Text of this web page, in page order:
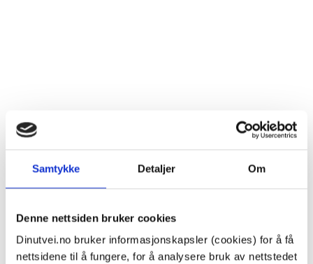
Samtykke Detaljer Om
Denne nettsiden bruker cookies
Dinutvei.no bruker informasjonskapsler (cookies) for å få
nettsidene til å fungere, for å analysere bruk av nettstedet
Hvem møter du på overgrepsmottaket?
De som jobber ved overgrepsmottaket er leger,
taushetsplikt og har derfor ikke lov til å dele
opplysninger om deg med andre, uten at du gir
tillatelse til det eller det er fare for liv og helse.